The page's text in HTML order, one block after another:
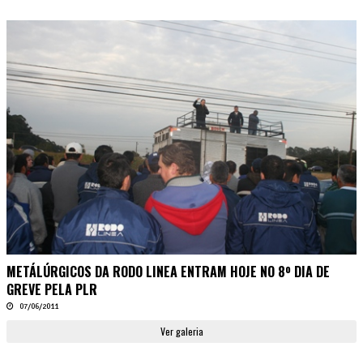
METÁLÚRGICOS DA RODO LINEA ENTRAM HOJE NO 8º DIA DE
GREVE PELA PLR
07/06/2011
Ver galeria